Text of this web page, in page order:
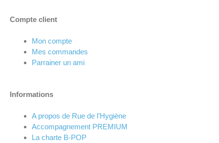
Compte client
Mon compte
Mes commandes
Parrainer un ami
Informations
A propos de Rue de l’Hygiène
Accompagnement PREMIUM
La charte B-POP